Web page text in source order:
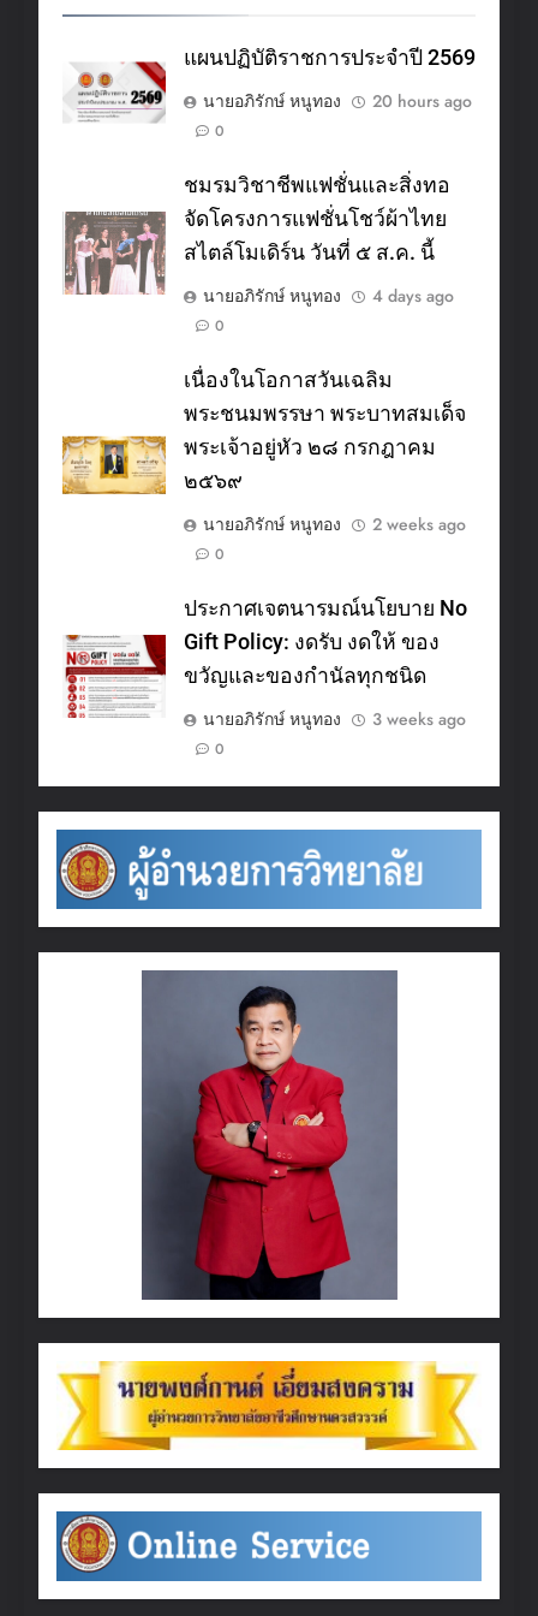
แผนปฏิบัติราชการประจำปี 2569
นายอภิรักษ์ หนูทอง
20 hours ago
0
ชมรมวิชาชีพแฟชั่นและสิ่งทอ
จัดโครงการแฟชั่นโชว์ผ้าไทย
สไตล์โมเดิร์น วันที่ ๕ ส.ค. นี้
นายอภิรักษ์ หนูทอง
4 days ago
0
เนื่องในโอกาสวันเฉลิม
พระชนมพรรษา พระบาทสมเด็จ
พระเจ้าอยู่หัว ๒๘ กรกฎาคม
๒๕๖๙
นายอภิรักษ์ หนูทอง
2 weeks ago
0
ประกาศเจตนารมณ์นโยบาย No
Gift Policy: งดรับ งดให้ ของ
ขวัญและของกำนัลทุกชนิด
นายอภิรักษ์ หนูทอง
3 weeks ago
0